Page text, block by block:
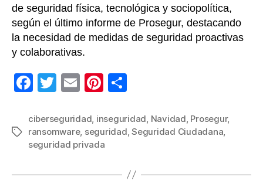
de seguridad física, tecnológica y sociopolítica,
según el último informe de Prosegur, destacando
la necesidad de medidas de seguridad proactivas
y colaborativas.
F
c
e
o
T
tt
er
E
ail
Pi
er
e
m
p
tir
Etiquetas
ciberseguridad, inseguridad, Navidad, Prosegur,
ransomware, seguridad,Seguridad Ciudadana,
seguridad privada